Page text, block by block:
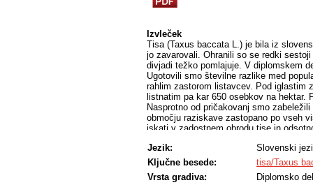
Izvleček
Tisa (Taxus baccata L.) je bila iz
jo zavarovali. Ohranili so se redki
divjadi težko pomlajuje. V diplomskem
Ugotovili smo številne razlike med
rahlim zastorom listavcev. Pod iglastim
listnatim pa kar 650 osebkov na hektar.
Nasprotno od pričakovanj smo
območju raziskave zastopano po vseh
iskati v zadostnem obrodu tise in
Jezik:
Slovenski
Ključne besede:
tisa/Taxus
Vrsta gradiva:
Diplomsko